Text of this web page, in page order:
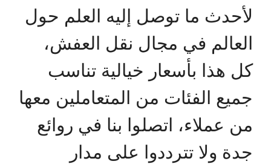
لأحدث ما توصل إليه العلم حول
العالم في مجال نقل العفش،
كل هذا بأسعار خيالية تناسب
جميع الفئات من المتعاملين معها
من عملاء، اتصلوا بنا في روائع
جدة ولا تترددوا على مدار